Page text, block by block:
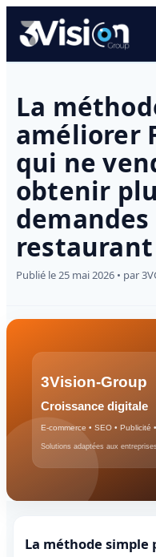
La
améliorer
qui ne
obtenir
restaurant
Publié le 25 mai 2026 • par
La méthode simple